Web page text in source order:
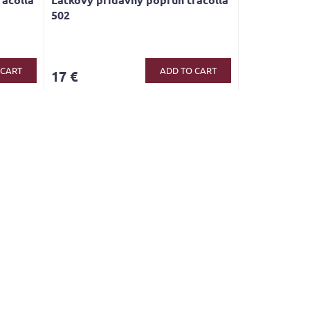
502
17 € ADD TO CART